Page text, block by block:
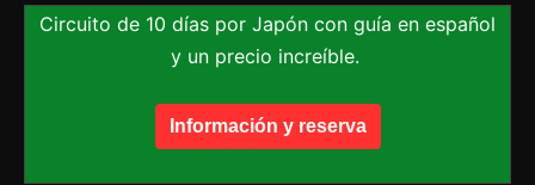
Circuito de 10 días por Japón con guía en español
y un precio increíble.
Información y reserva